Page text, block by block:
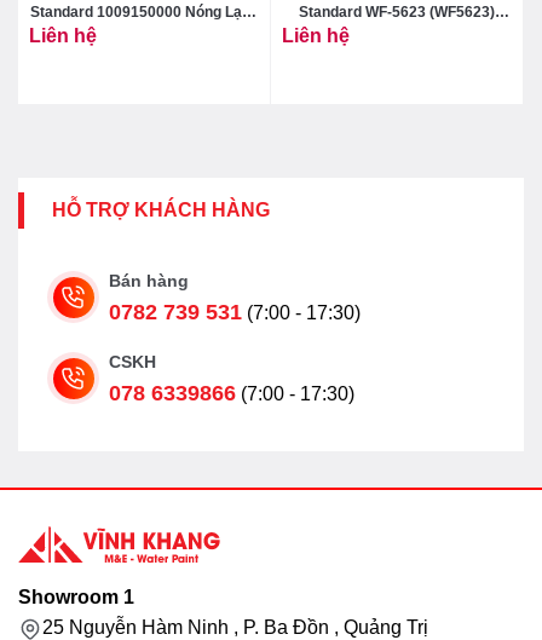
Standard 1009150000 Nóng Lạnh
Rút Dây Cynet
Liên hệ
Standard WF-5623 (WF5623)
Seva Nóng Lạnh
Liên hệ
HỖ TRỢ KHÁCH HÀNG
Bán hàng
0782 739 531 (7:00 - 17:30)
CSKH
078 6339866 (7:00 - 17:30)
Showroom 1
25 Nguyễn Hàm Ninh , P. Ba Đồn , Quảng Trị